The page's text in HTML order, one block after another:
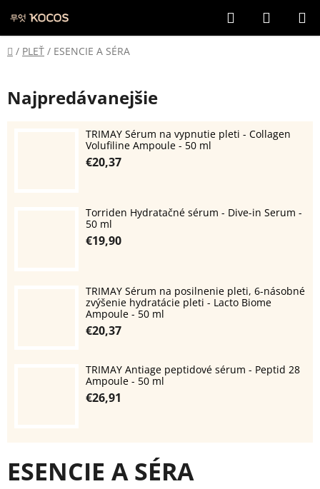
na
obsah
Hľadať
KOŠÍK
Domov
/ PLEŤ / ESENCIE A SÉRA
Najpredávanejšie
TRIMAY Sérum na vypnutie pleti - Collagen
Volufiline Ampoule - 50 ml
€20,37
Torriden Hydratačné sérum - Dive-in Serum -
50 ml
€19,90
TRIMAY Sérum na posilnenie pleti, 6-násobné
zvýšenie hydratácie pleti - Lacto Biome
Ampoule - 50 ml
€20,37
TRIMAY Antiage peptidové sérum - Peptid 28
Ampoule - 50 ml
€26,91
ESENCIE A SÉRA